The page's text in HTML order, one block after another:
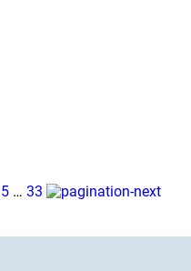
5 … 33